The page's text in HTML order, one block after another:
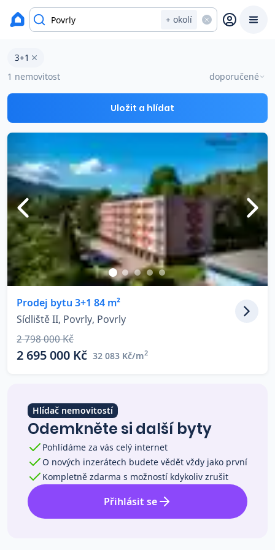
+ okolí
Prodat
Prodej s Reas.cz
Ceny prodaných nemovitostí
Okamžitý výkup
Přehled realitních makléřů
Co říkají naši zákazníci
Blog
O nás
Kariéra
okres Ústí nad Labem
Byty 3+1 na prodej Povrly
3+1
1 nemovitost
doporučené
Uložit a hlídat
Prodej bytu 3+1 84 m²
Sídliště II, Povrly, Povrly
2 798 000 Kč
2 695 000 Kč 32 083 Kč/m2
Hlídač nemovitostí
Odemkněte si další byty
Pohlídáme za vás celý internet
O nových inzerátech budete vědět vždy jako první
Kompletně zdarma s možností kdykoliv zrušit
Přihlásit se